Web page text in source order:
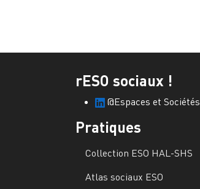
rESO sociaux !
@Espaces et Sociétés
Pratiques
Collection ESO HAL-SHS
Atlas sociaux ESO